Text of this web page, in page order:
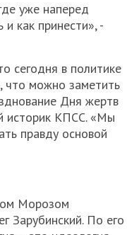
уже наперед
как принести», -
сегодня в политике
что можно заметить
Дня жертв
историк КПСС. «Мы
правду основой
Морозом
Зарубинский. По его